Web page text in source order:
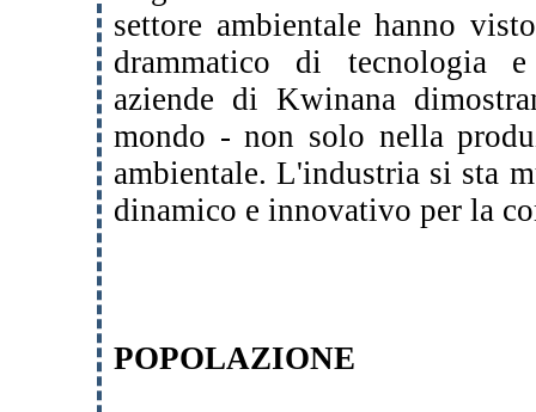
settore ambientale hanno
drammatico di tecnologia
aziende di Kwinana
mondo - non solo nella
ambientale. L'industria si sta
dinamico e innovativo per la
POPOLAZIONE